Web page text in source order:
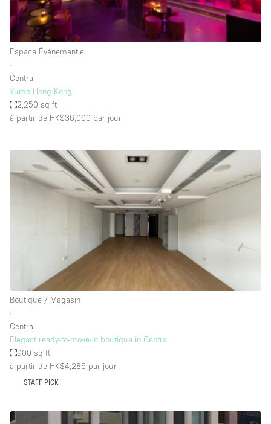
Salle de Conférence
Salle de Réunion
Salon / Festival
Studio Photo / Tournage
Étal de Marché
Caractéristiques de l'espace
Accès aux handicapés
Air conditionné
Cabines d'essayage
Chauffage
Concierge
Cuisine
Entrée Large
Espace Événementiel
∙
Central
Yume Hong Kong
2,250 sq ft
à partir de HK$36,000 par jour
Boutique / Magasin
∙
Central
Elegant ready-to-move-in boutique in Central
900 sq ft
à partir de HK$4,286 par jour
STAFF PICK